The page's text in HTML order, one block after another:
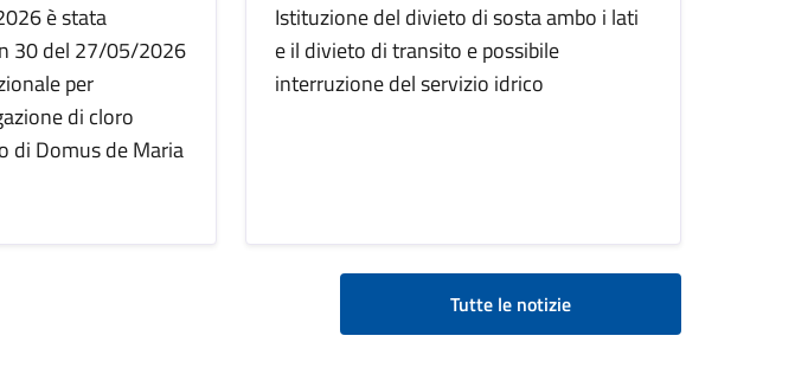
è stata
30 del 27/05/2026
per
di cloro
di Domus de Maria
Istituzione del divieto di sosta ambo i lati
e il divieto di transito e possibile
interruzione del servizio idrico
Tutte le notizie